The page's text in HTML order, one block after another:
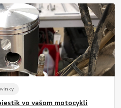
vo vašom motocykli